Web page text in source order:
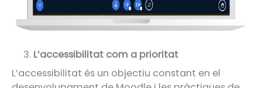
3. L’accessibilitat com a prioritat
L’accessibilitat és un objectiu constant en el